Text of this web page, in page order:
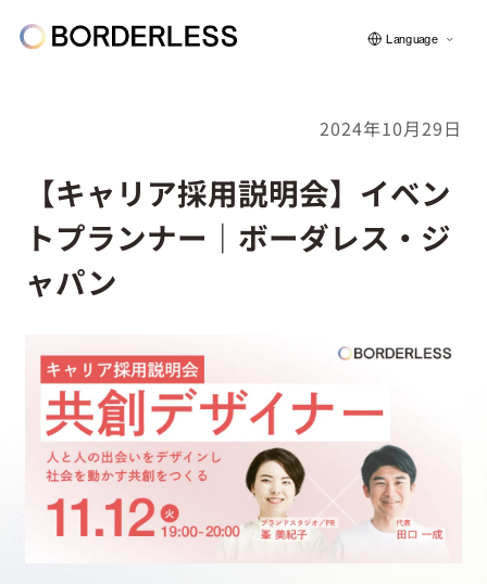
ボーダレスについて
グループの仕組み
フェロー紹介
採用情報
Language
2024年10月29日
【キャリア採用説明会】イベン
トプランナー｜ボーダレス・ジ
ャパン